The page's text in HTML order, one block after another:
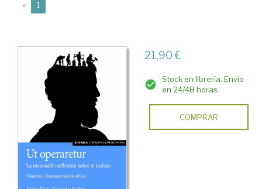
« 1
21,90 €
Stock en librería. Envío
en 24/48 horas
COMPRAR